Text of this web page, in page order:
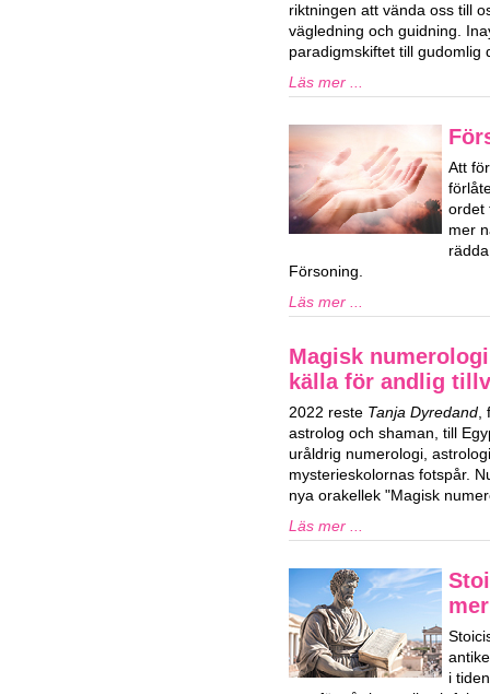
riktningen att vända oss till
vägledning och guidning.
paradigmskiftet till gudomlig
Läs mer ...
Att
ordet
mer
Försoning.
Läs mer ...
Magisk
källa för andlig
2022 reste Tanja Dyredand
astrolog och shaman, till
uråldrig numerologi,
mysterieskolornas fotspår.
nya orakellek "Magisk
Läs mer ...
i